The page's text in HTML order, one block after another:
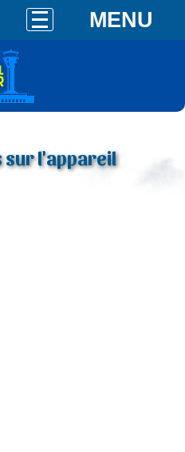
MENU
l'appareil